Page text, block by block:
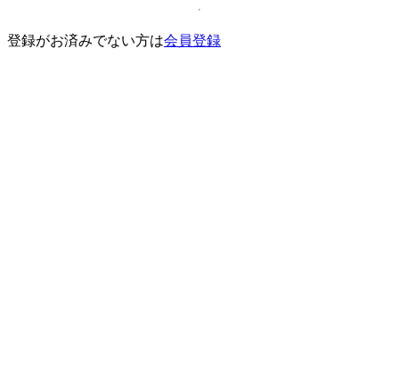
登録がお済みでない方は会員登録